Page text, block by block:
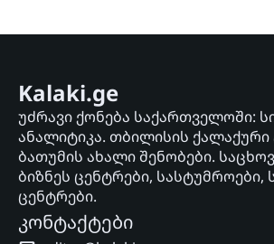
Kalaki.ge
უძრავი ქონება საქართველოში:
ანალიტიკა. თბილისის ქალაქური
ბათუმის ახალი შენობები.
ბიზნეს ცენტრები, სასტუმროები,
ცენტრები.
კონტაქტები